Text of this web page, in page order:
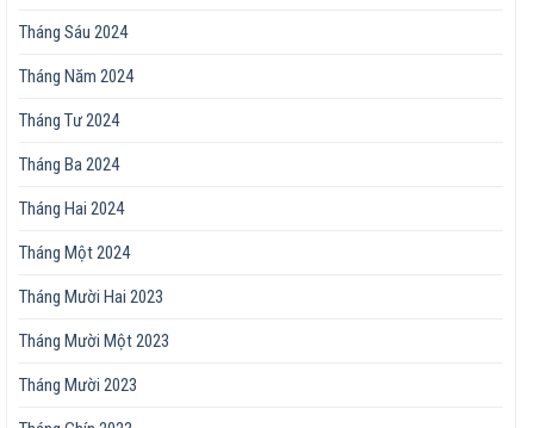
Tháng Sáu 2024
Tháng Năm 2024
Tháng Tư 2024
Tháng Ba 2024
Tháng Hai 2024
Tháng Một 2024
Tháng Mười Hai 2023
Tháng Mười Một 2023
Tháng Mười 2023